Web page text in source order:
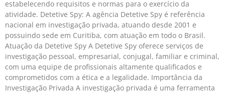
estabelecendo requisitos e normas para o exercício da
atividade. Detetive Spy: A agência Detetive Spy é referência
nacional em investigação privada, atuando desde 2001 e
possuindo sede em Curitiba, com atuação em todo o Brasil.
Atuação da Detetive Spy A Detetive Spy oferece serviços de
investigação pessoal, empresarial, conjugal, familiar e criminal,
com uma equipe de profissionais altamente qualificados e
comprometidos com a ética e a legalidade. Importância da
Investigação Privada A investigação privada é uma ferramenta